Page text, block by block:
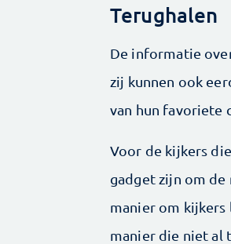
Terughalen
De informatie
zij kunnen ook
van hun favoriete
Voor de kijkers
gadget zijn om de
manier om kijkers
manier die niet al